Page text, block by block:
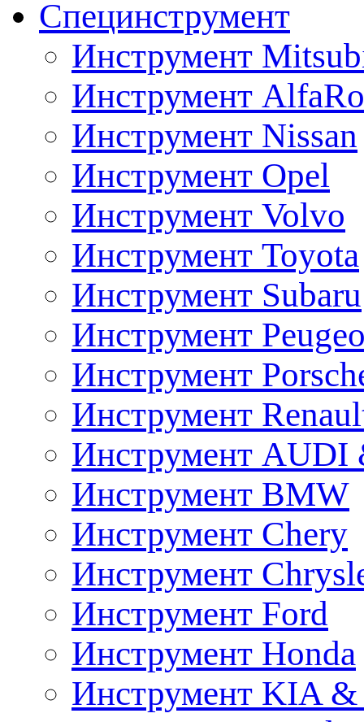
Специнструмент
Инструмент
Инструмент
Инструмент Nissan
Инструмент Opel
Инструмент Volvo
Инструмент Toyota
Инструмент Subaru
Инструмент
Инструмент
Инструмент
Инструмент AUDI
Инструмент BMW
Инструмент Chery
Инструмент
Инструмент Ford
Инструмент Honda
Инструмент KIA